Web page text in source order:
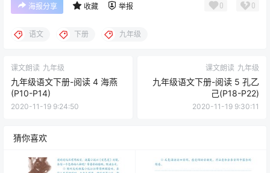
海报分享 收藏 举报 0 0
语文 下册 九年级
课文朗读 九年级
九年级语文下册-阅读 4 海燕
(P10-P14)
2020-11-19 9:24:50
课文朗读 九年级
九年级语文下册-阅读 5 孔乙
己(P18-P22)
2020-11-19 9:30:11
猜你喜欢